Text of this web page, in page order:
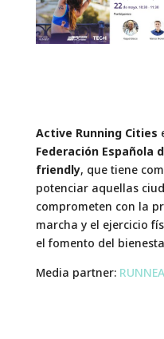
Active Running Cities
Federación Española
friendly, que tiene
potenciar aquellas
comprometen con la
marcha y el ejercicio
el fomento del
Media partner: RUNNEA